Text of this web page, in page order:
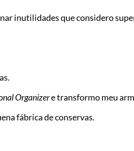
inutilidades que considero
Organizere transformo meu
fábrica de conservas.